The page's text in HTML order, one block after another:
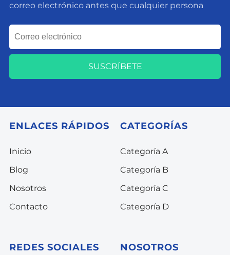
correo electrónico antes que cualquier persona
SUSCRÍBETE
ENLACES RÁPIDOS
Inicio
Blog
Nosotros
Contacto
CATEGORÍAS
Categoría A
Categoría B
Categoría C
Categoría D
REDES SOCIALES NOSOTROS